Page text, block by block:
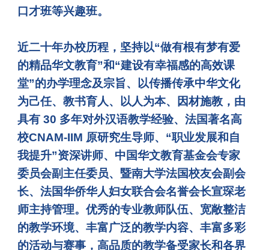
口才班等兴趣班。
近二十年办校历程，坚持以“做有根有梦有爱
的精品华文教育”和“建设有幸福感的高效课
堂”的办学理念及宗旨、以传播传承中华文化
为己任、教书育人、以人为本、因材施教，由
具有 30 多年对外汉语教学经验、法国著名高
校CNAM-IIM 原研究生导师、“职业发展和自
我提升”资深讲师、中国华文教育基金会专家
委员会副主任委员、暨南大学法国校友会副会
长、法国华侨华人妇女联合会名誉会长宣琛老
师主持管理。优秀的专业教师队伍、宽敞整洁
的教学环境、丰富广泛的教学内容、丰富多彩
的活动与赛事，高品质的教学备受家长和各界